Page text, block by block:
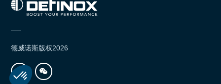
德威诺斯版权2026